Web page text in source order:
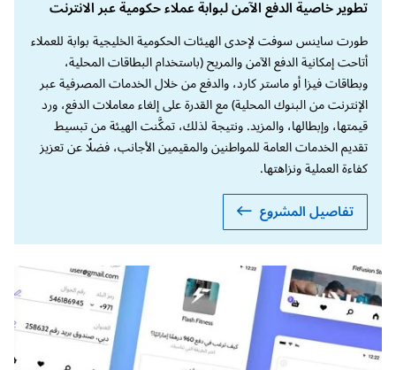
تطوير خاصية الدفع الآمن لبوابة عملاء حكومية عبر الانترنت
طورت ساينس سوفت لإحدى الهيئات الحكومية الخليجية بوابة للعملاء
أتاحت إمكانية الدفع الآمن والمريح (باستخدام البطاقات المحلية،
وبطاقات فيزا أو ماستر كارد، والدفع من خلال الخدمات المصرفية عبر
الإنترنت من البنوك المحلية) مع القدرة على إلغاء معاملات الدفع، ورد
قيمتها، وإبطالها، والمزيد. ونتيجة لذلك، تمكَّنت الهيئة من تبسيط
تقديم الخدمات العامة للمواطنين والمقيمين الأجانب، فضلًا عن تعزيز
كفاءة العملية ونزاهتها.
تفاصيل المشروع